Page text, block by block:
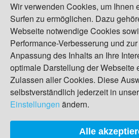
Wir verwenden Cookies, um Ihnen
Surfen zu ermöglichen. Dazu
Webseite notwendige Cookies
Performance-Verbesserung und
Anpassung des Inhalts an Ihre
optimale Darstellung der Webseite
Zulassen aller Cookies. Diese
selbstverständlich jederzeit in
Einstellungen ändern.
Alle